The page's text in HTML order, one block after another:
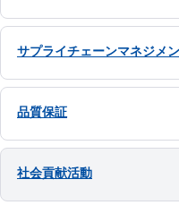
サプライチェーンマネジメ
品質保証
社会貢献活動